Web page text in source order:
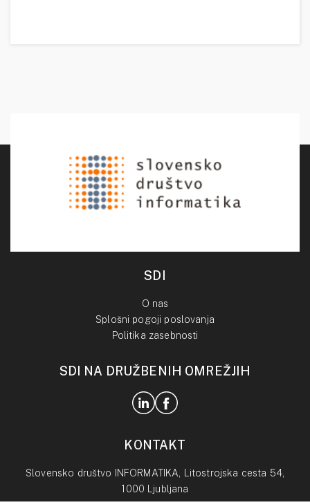
SDI
O nas
Splošni pogoji poslovanja
Politika zasebnosti
SDI NA DRUŽBENIH OMREŽJIH
KONTAKT
Slovensko društvo INFORMATIKA, Litostrojska cesta 54,
1000 Ljubljana